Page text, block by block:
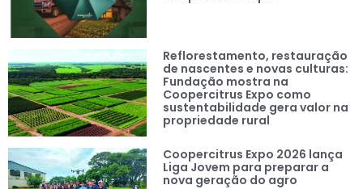
Reflorestamento, restauração
de nascentes e novas culturas:
Fundação mostra na
Coopercitrus Expo como
sustentabilidade gera valor na
propriedade rural
Coopercitrus Expo 2026 lança
Liga Jovem para preparar a
nova geração do agro